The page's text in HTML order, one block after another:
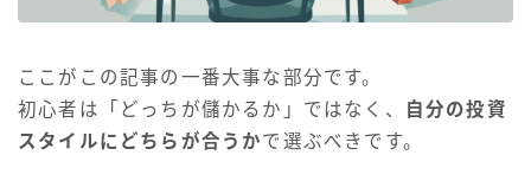
ここがこの記事の一番大事な部分です。
初心者は「どっちが儲かるか」ではなく、
自分の投資
スタイルにどちらが合うかで選ぶべきです。